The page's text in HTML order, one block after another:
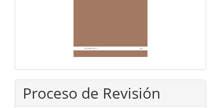
Proceso de Revisión